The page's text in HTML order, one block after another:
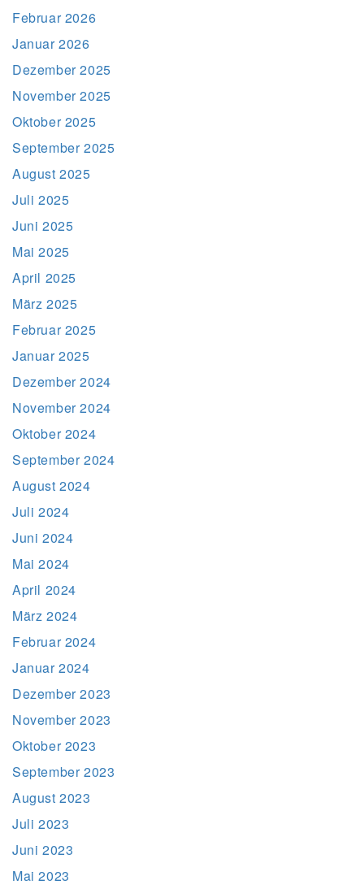
Februar 2026
Januar 2026
Dezember 2025
November 2025
Oktober 2025
September 2025
August 2025
Juli 2025
Juni 2025
Mai 2025
April 2025
März 2025
Februar 2025
Januar 2025
Dezember 2024
November 2024
Oktober 2024
September 2024
August 2024
Juli 2024
Juni 2024
Mai 2024
April 2024
März 2024
Februar 2024
Januar 2024
Dezember 2023
November 2023
Oktober 2023
September 2023
August 2023
Juli 2023
Juni 2023
Mai 2023